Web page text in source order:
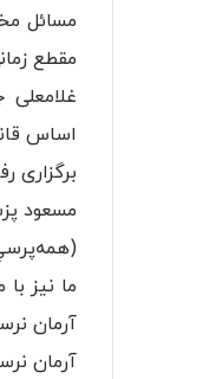
مسائل
مقطع
اساس
برگزاری
مسعود
ما نیز
آرمان
آرمان